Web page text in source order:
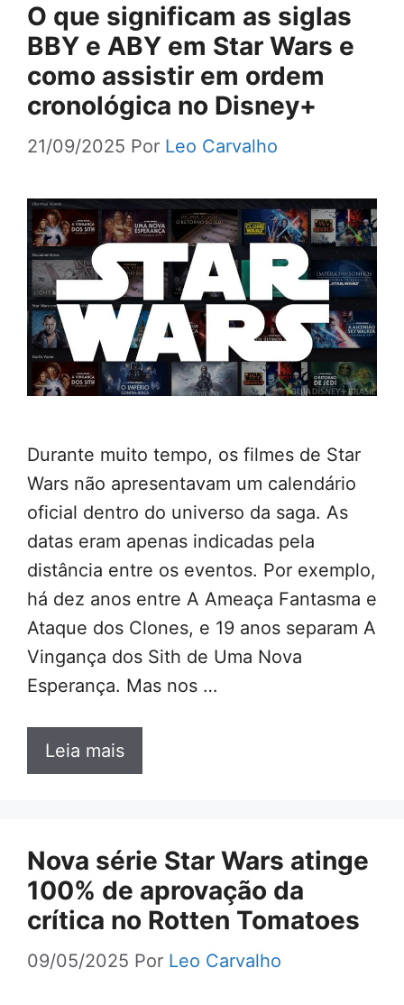
O que significam as siglas
BBY e ABY em Star Wars e
como assistir em ordem
cronológica no Disney+
21/09/2025 Por Leo Carvalho
Durante muito tempo, os filmes de Star
Wars não apresentavam um calendário
oficial dentro do universo da saga. As
datas eram apenas indicadas pela
distância entre os eventos. Por exemplo,
há dez anos entre A Ameaça Fantasma e
Ataque dos Clones, e 19 anos separam A
Vingança dos Sith de Uma Nova
Esperança. Mas nos …
Leia mais
Nova série Star Wars atinge
100% de aprovação da
crítica no Rotten Tomatoes
09/05/2025 Por Leo Carvalho